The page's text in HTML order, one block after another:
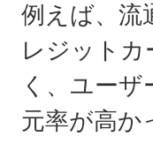
例えば、流
レジット
く、ユー
元率が高か